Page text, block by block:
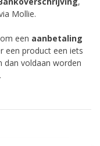
Mollie.
een aanbetaling
een product een iets
dan voldaan worden